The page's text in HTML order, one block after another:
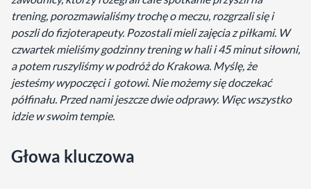
trening, porozmawialiśmy trochę o meczu, rozgrzali się i
poszli do fizjoterapeuty. Pozostali mieli zajęcia z piłkami. W
czwartek mieliśmy godzinny trening w hali i 45 minut siłowni,
a potem ruszyliśmy w podróż do Krakowa. Myślę, że
jesteśmy wypoczęci i gotowi. Nie możemy się doczekać
półfinału. Przed nami jeszcze dwie odprawy. Więc wszystko
idzie w swoim tempie.
Głowa kluczowa